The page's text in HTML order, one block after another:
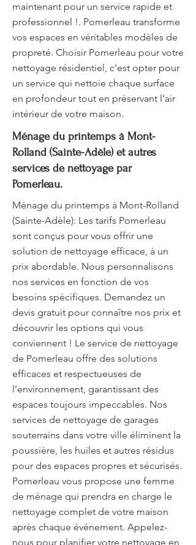
maintenant pour un service rapide et
professionnel !. Pomerleau transforme
vos espaces en véritables modèles de
propreté. Choisir Pomerleau pour votre
nettoyage résidentiel, c'est opter pour
un service qui nettoie chaque surface
en profondeur tout en préservant l’air
intérieur de votre maison.
Ménage du printemps à Mont-
Rolland (Sainte-Adèle) et autres
services de nettoyage par
Pomerleau.
Ménage du printemps à Mont-Rolland
(Sainte-Adèle): Les tarifs Pomerleau
sont conçus pour vous offrir une
solution de nettoyage efficace, à un
prix abordable. Nous personnalisons
nos services en fonction de vos
besoins spécifiques. Demandez un
devis gratuit pour connaître nos prix et
découvrir les options qui vous
conviennent ! Le service de nettoyage
de Pomerleau offre des solutions
efficaces et respectueuses de
l’environnement, garantissant des
espaces toujours impeccables. Nos
services de nettoyage de garages
souterrains dans votre ville éliminent la
poussière, les huiles et autres résidus
pour des espaces propres et sécurisés.
Pomerleau vous propose une femme
de ménage qui prendra en charge le
nettoyage complet de votre maison
après chaque événement. Appelez-
nous pour planifier votre nettoyage en